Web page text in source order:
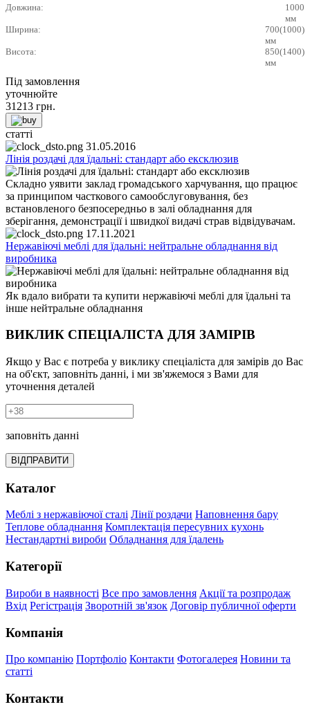
Довжина:
1000
мм
Ширина:
700(1000)
мм
Висота:
850(1400)
мм
Під замовлення
уточнюйте
31213 грн.
статті
31.05.2016
Лінія роздачі для їдальні: стандарт або ексклюзив
Складно уявити заклад громадського харчування, що працює
за принципом часткового самообслуговування, без
встановленого безпосередньо в залі обладнання для
зберігання, демонстрації і швидкої видачі страв відвідувачам.
17.11.2021
Нержавіючі меблі для їдальні: нейтральне обладнання від
виробника
Як вдало вибрати та купити нержавіючі меблі для їдальні та
інше нейтральне обладнання
ВИКЛИК СПЕЦІАЛІСТА ДЛЯ ЗАМІРІВ
Якщо у Вас є потреба у виклику спеціаліста для замірів до Вас
на об'єкт, заповніть данні, і ми зв'яжемося з Вами для
уточнення деталей
заповніть данні
ВІДПРАВИТИ
Каталог
Меблі з нержавіючої сталі Лінії роздачи Наповнення бару
Теплове обладнання Комплектація пересувних кухонь
Нестандартні вироби Обладнання для їдалень
Категорії
Вироби в наявності Все про замовлення Акції та розпродаж
Вхід Регістрація Зворотній зв'язок Договір публичної оферти
Компанія
Про компанію Портфоліо Контакти Фотогалерея Новини та
статті
Контакти